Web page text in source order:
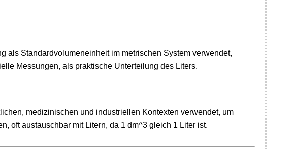
als Standardvolumeneinheit im metrischen System verwendet,
Messungen, als praktische Unterteilung des Liters.
medizinischen und industriellen Kontexten verwendet, um
oft austauschbar mit Litern, da 1 dm^3 gleich 1 Liter ist.